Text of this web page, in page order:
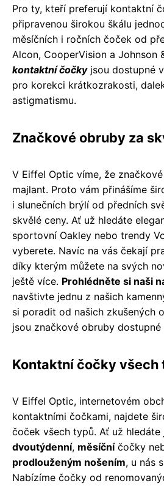
Pro ty, kteří preferují kontaktní
připravenou širokou škálu
měsíčních i ročních čoček od
Alcon, CooperVision a Johnson
kontaktní čočkyjsou dostupné
pro korekci krátkozrakosti,
astigmatismu.
Značkové obruby za
V Eiffel Optic víme, že
majlant. Proto vám přinášíme
i slunečních brýlí od předních
skvělé ceny. Ať už hledáte
sportovní Oakley nebo trendy
vyberete. Navíc na vás čekají
díky kterým můžete na svých
ještě více. Prohlédněte si naši
navštivte jednu z našich
si poradit od našich zkušených
jsou značkové obruby dostupné
Kontaktní čočky všech
V Eiffel Optic, internetovém
kontaktními čočkami, najdete
čoček všech typů. Ať už hledáte
dvoutýdenní, měsíčníčočky
prodlouženým nošením, u nás
Nabízíme čočky od